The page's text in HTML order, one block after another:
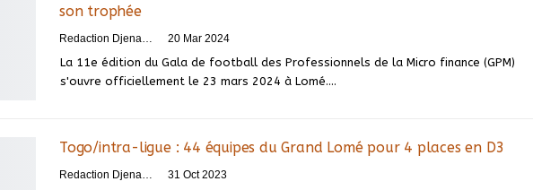
son trophée
Redaction DjenaSport 20 Mar 2024
La 11e édition du Gala de football des Professionnels de la Micro finance (GPM)
s'ouvre officiellement le 23 mars 2024 à Lomé.…
Togo/intra-ligue : 44 équipes du Grand Lomé pour 4 places en D3
31 Oct 2023